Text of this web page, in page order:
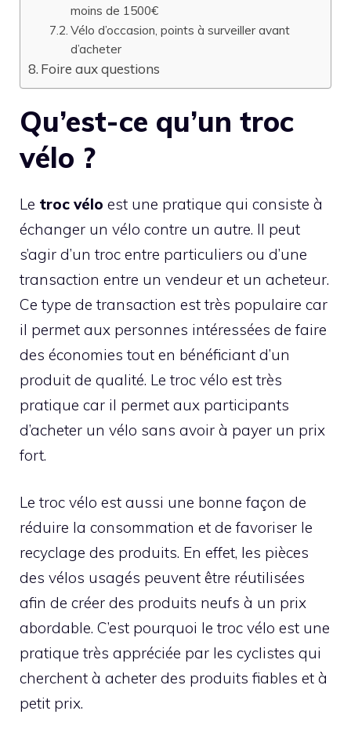
moins de 1500€
Vélo d’occasion, points à surveiller avant
d’acheter
Foire aux questions
Qu’est-ce qu’un troc
vélo ?
Le troc vélo est une pratique qui consiste à
échanger un vélo contre un autre. Il peut
s’agir d’un troc entre particuliers ou d’une
transaction entre un vendeur et un acheteur.
Ce type de transaction est très populaire car
il permet aux personnes intéressées de faire
des économies tout en bénéficiant d’un
produit de qualité. Le troc vélo est très
pratique car il permet aux participants
d’acheter un vélo sans avoir à payer un prix
fort.
Le troc vélo est aussi une bonne façon de
réduire la consommation et de favoriser le
recyclage des produits. En effet, les pièces
des vélos usagés peuvent être réutilisées
afin de créer des produits neufs à un prix
abordable. C’est pourquoi le troc vélo est une
pratique très appréciée par les cyclistes qui
cherchent à acheter des produits fiables et à
petit prix.